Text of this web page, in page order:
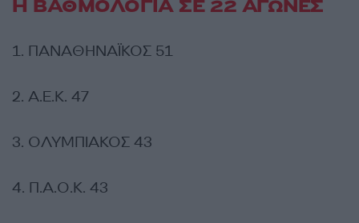
Η ΒΑΘΜΟΛΟΓΙΑ ΣΕ 22 ΑΓΩΝΕΣ
1. ΠΑΝΑΘΗΝΑΪΚΟΣ 51
2. A.E.K. 47
3. ΟΛΥΜΠΙΑΚΟΣ 43
4. Π.Α.Ο.Κ. 43